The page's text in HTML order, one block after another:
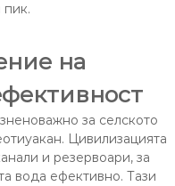
пик.
на
за селското
Цивилизацията
и резервоари, за
вода ефективно. Тази